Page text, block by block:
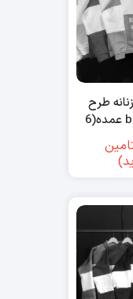
طرح
bottega veneta عمده(6